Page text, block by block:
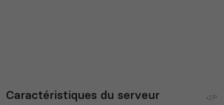
Caractéristiques du serveur